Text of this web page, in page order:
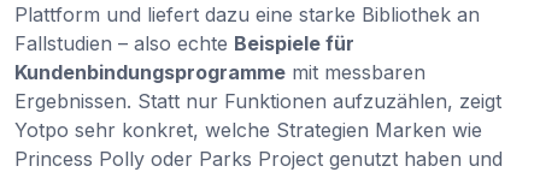
Plattform und liefert dazu eine starke Bibliothek an
Fallstudien – also echte Beispiele für
Kundenbindungsprogramme mit messbaren
Ergebnissen. Statt nur Funktionen aufzuzählen, zeigt
Yotpo sehr konkret, welche Strategien Marken wie
Princess Polly oder Parks Project genutzt haben und